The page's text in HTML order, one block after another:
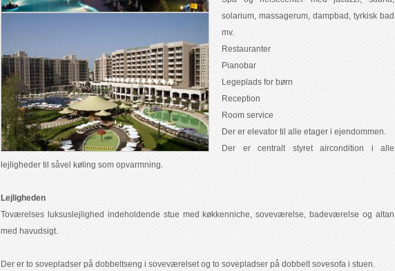
solarium, massagerum, dampbad, tyrkisk bad
mv.
Restauranter
Pianobar
Legeplads for børn
Reception
Room service
Der er elevator til alle etager i ejendommen.
Der er centralt styret aircondition i alle
lejligheder til såvel køling som opvarmning.
Lejligheden
Toværelses luksuslejlighed indeholdende stue med køkkenniche, soveværelse, badeværelse og altan
med havudsigt.
Der er to sovepladser på dobbeltseng i soveværelset og to sovepladser på dobbelt sovesofa i stuen.